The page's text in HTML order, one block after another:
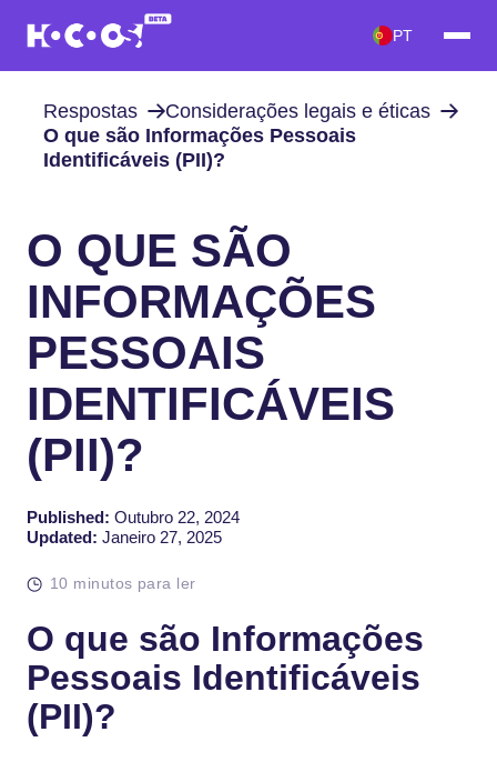
PT
Respostas
Considerações legais e éticas
O que são Informações Pessoais
Identificáveis (PII)?
O QUE SÃO
INFORMAÇÕES
PESSOAIS
IDENTIFICÁVEIS
(PII)?
Published: Outubro 22, 2024
Updated: Janeiro 27, 2025
10 minutos para ler
O que são Informações
Pessoais Identificáveis
(PII)?